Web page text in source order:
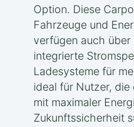
Option. Diese
Fahrzeuge und
verfügen auch
integrierte
Ladesysteme für
ideal für Nutzer, die
mit maximaler
Zukunftssicherheit